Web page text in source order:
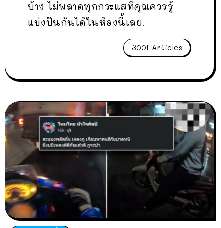
บ้าง ไม่พลาดทุกกระแสที่คุณควรรู้
แบ่งปันกันได้ในห้องนี้เลย..
3001 Articles